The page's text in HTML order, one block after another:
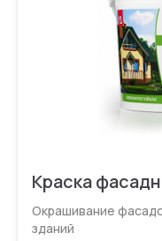
Краска
Окрашивание
зданий